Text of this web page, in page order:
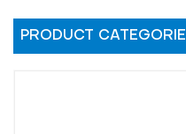
PRODUCT